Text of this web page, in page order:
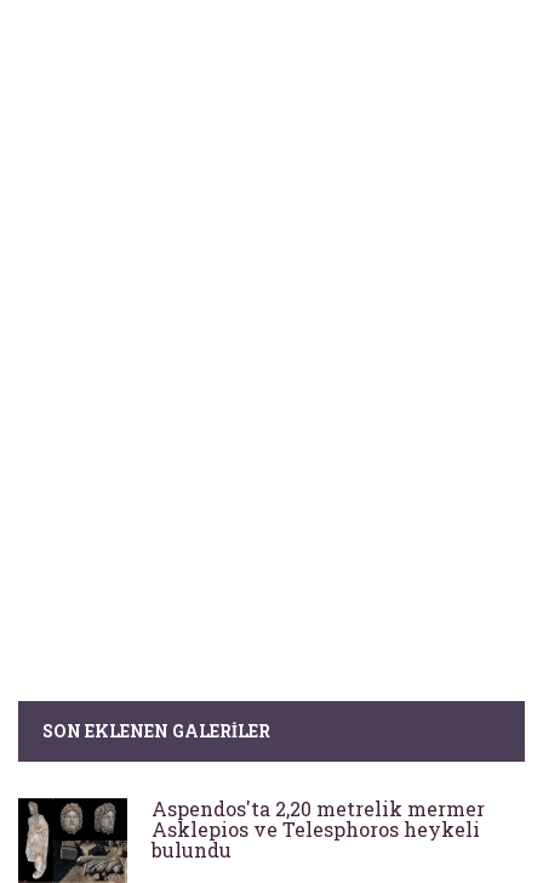
SON EKLENEN GALERILER
Aspendos'ta 2,20 metrelik mermer
Asklepios ve Telesphoros heykeli
bulundu